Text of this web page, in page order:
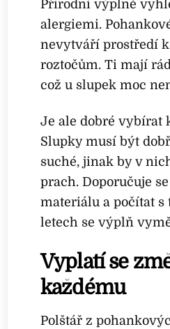
Přírodní výplně
alergiemi.
nevytváří prostředí
roztočům. Ti mají
což u slupek moc
Je ale dobré vybírat
Slupky musí být
suché, jinak by v
prach. Doporučuje
materiálu a počítat s
letech se výplň
Vyplatí se
každému
Polštář z